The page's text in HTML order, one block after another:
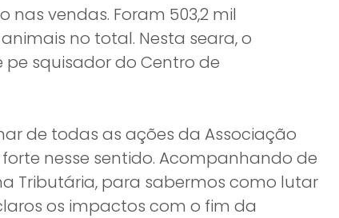
vendas. Foram 503,2 mil
no total. Nesta seara, o
pe squisador do Centro de
de todas as ações da Associação
nesse sentido. Acompanhando de
Tributária, para sabermos como lutar
os impactos com o fim da